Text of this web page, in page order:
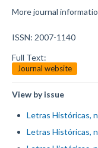
More journal
ISSN: 2007-1140
Full Text:
Journal website
View by issue
Letras Históricas,
Letras Históricas,